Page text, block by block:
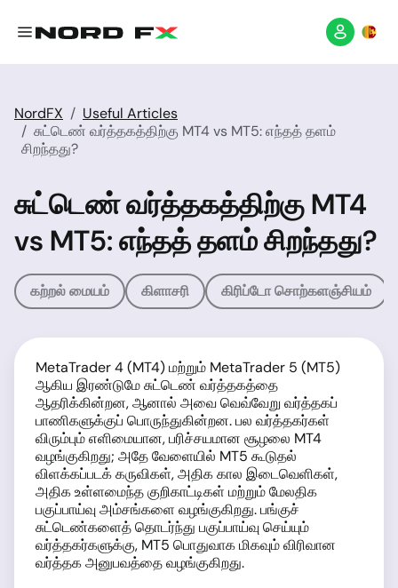
NordFX
Useful Articles
சுட்டெண் வர்த்தகத்திற்கு MT4 vs MT5: எந்தத் தளம்
சிறந்தது?
சுட்டெண் வர்த்தகத்திற்கு MT4
vs MT5: எந்தத் தளம் சிறந்தது?
கற்றல் மையம் கிளாசரி கிரிப்டோ சொற்களஞ்சியம்
MetaTrader 4 (MT4) மற்றும் MetaTrader 5 (MT5)
ஆகிய இரண்டுமே சுட்டெண் வர்த்தகத்தை
ஆதரிக்கின்றன, ஆனால் அவை வெவ்வேறு வர்த்தகப்
பாணிகளுக்குப் பொருந்துகின்றன. பல வர்த்தகர்கள்
விரும்பும் எளிமையான, பரிச்சயமான சூழலை MT4
வழங்குகிறது; அதே வேளையில் MT5 கூடுதல்
விளக்கப்படக் கருவிகள், அதிக கால இடைவெளிகள்,
அதிக உள்ளமைந்த குறிகாட்டிகள் மற்றும் மேலதிக
பகுப்பாய்வு அம்சங்களை வழங்குகிறது. பங்குச்
சுட்டெண்களைத் தொடர்ந்து பகுப்பாய்வு செய்யும்
வர்த்தகர்களுக்கு, MT5 பொதுவாக மிகவும் விரிவான
வர்த்தக அனுபவத்தை வழங்குகிறது.